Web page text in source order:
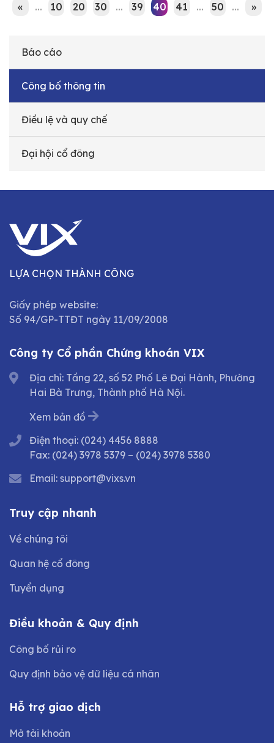
Báo cáo
Công bố thông tin
Điều lệ và quy chế
Đại hội cổ đông
« ... 10 20 30 ... 39 40 41 ... 50 ... »
LỰA CHỌN THÀNH CÔNG
Giấy phép website:
Số 94/GP-TTĐT ngày 11/09/2008
Công ty Cổ phần Chứng khoán VIX
Địa chỉ: Tầng 22, số 52 Phố Lê Đại Hành, Phường
Hai Bà Trưng, Thành phố Hà Nội.
Xem bản đồ
Điện thoại: (024) 4456 8888
Fax: (024) 3978 5379 – (024) 3978 5380
Email: support@vixs.vn
Truy cập nhanh
Về chúng tôi
Quan hệ cổ đông
Tuyển dụng
Điều khoản & Quy định
Công bố rủi ro
Quy định bảo vệ dữ liệu cá nhân
Hỗ trợ giao dịch
Mở tài khoản